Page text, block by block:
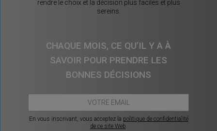
rendre le choix et la décision plus faciles et plus
sereins.
CHAQUE MOIS, CE QU’IL Y A À
SAVOIR POUR PRENDRE LES
BONNES DÉCISIONS
En vous inscrivant, vous acceptez la politique de confidentialité
de ce site Web.